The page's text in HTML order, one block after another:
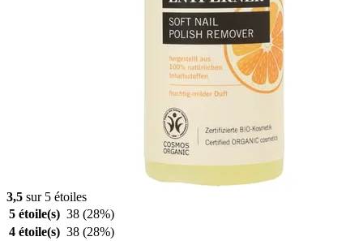
3,5 sur 5 étoiles
5 étoile(s) 38 (28%)
4 étoile(s) 38 (28%)